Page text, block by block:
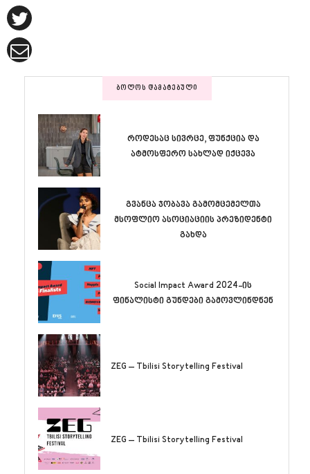
ᲑᲝᲚᲝᲡ ᲓᲐᲛᲐᲢᲔᲑᲣᲚᲘ
როდესაც სივრცე, ფუნქცია და
ატმოსფერო სახლად იქცევა
გვანცა ჯობავა გამომცემელთა
მსოფლიო ასოციაციის პრეზიდენტი
გახდა
Social Impact Award 2024-ის
ფინალისტი გუნდები გამოვლინდნენ
ZEG – Tbilisi Storytelling Festival
ZEG – Tbilisi Storytelling Festival